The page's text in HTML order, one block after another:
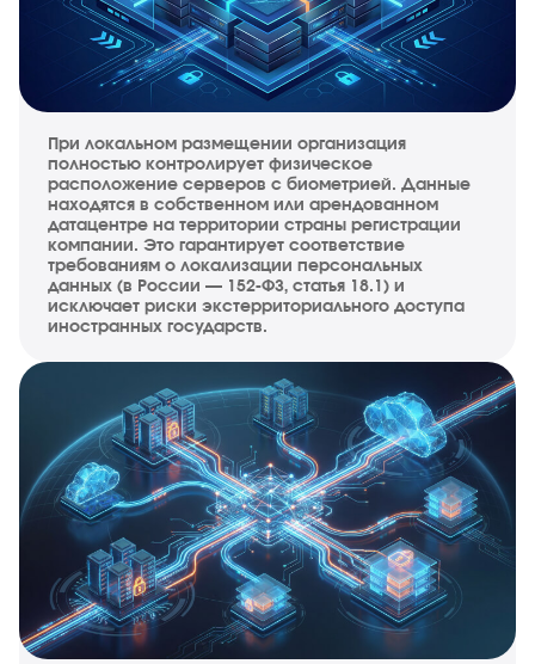
При локальном размещении организация
полностью контролирует физическое
расположение серверов с биометрией. Данные
находятся в собственном или арендованном
датацентре на территории страны регистрации
компании. Это гарантирует соответствие
требованиям о локализации персональных
данных (в России — 152-ФЗ, статья 18.1) и
исключает риски экстерриториального доступа
иностранных государств.